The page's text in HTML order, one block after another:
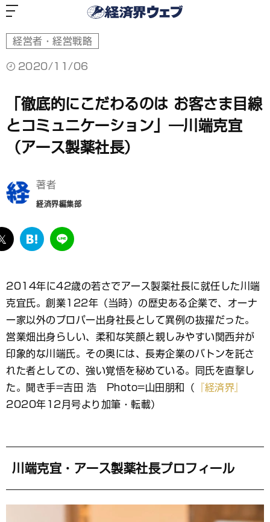
経営者・経営戦略
2020/11/06
「徹底的にこだわるのは お客さま目線
とコミュニケーション」―川端克宜
（アース製薬社長）
著者
経済界編集部
twitter
は
ブ
ッ
ク
マ
ー
ク
LINE
2014年に42歳の若さでアース製薬社長に就任した川端
克宜氏。創業122年（当時）の歴史ある企業で、オーナ
ー家以外のプロパー出身社長として異例の抜擢だった。
営業畑出身らしい、柔和な笑顔と親しみやすい関西弁が
印象的な川端氏。その奥には、長寿企業のバトンを託さ
れた者としての、強い覚悟を秘めている。同氏を直撃し
た。聞き手=吉田 浩 Photo=山田朋和（
『経済界』
2020年12月号より加筆・転載）
川端克宜・アース製薬社長プロフィール